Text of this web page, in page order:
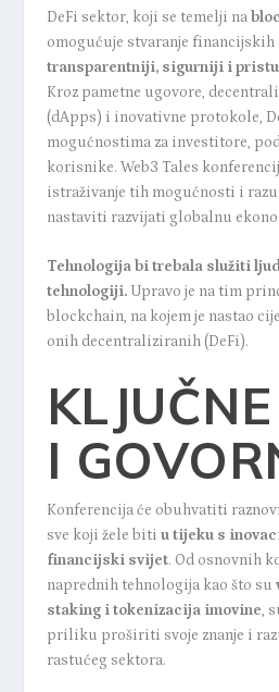
DeFi sektor, koji se temelji na
omogućuje stvaranje financijskih
transparentniji, sigurniji i
Kroz pametne ugovore,
(dApps) i inovativne protokole,
mogućnostima za investitore,
korisnike. Web3 Tales
istraživanje tih mogućnosti i
nastaviti razvijati globalnu
Tehnologija bi trebala služiti
tehnologiji.Upravo je na tim
blockchain, na kojem je nastao
onih decentraliziranih (DeFi).
I
Konferencija će obuhvatiti
sve koji žele biti u tijeku s
financijski svijet. Od osnovnih
naprednih tehnologija kao što su
staking i tokenizacija imovine,
priliku proširiti svoje znanje i
rastućeg sektora.